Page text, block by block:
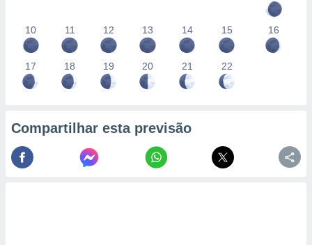
10 11 12 13 14 15 16
17 18 19 20 21 22
Compartilhar esta previsão